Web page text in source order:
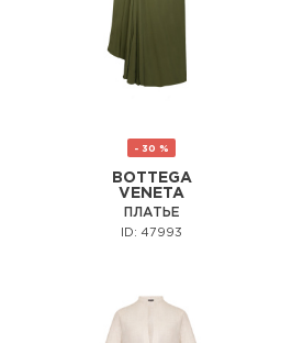
- 30 %
BOTTEGA
VENETA
ПЛАТЬЕ
ID: 47993